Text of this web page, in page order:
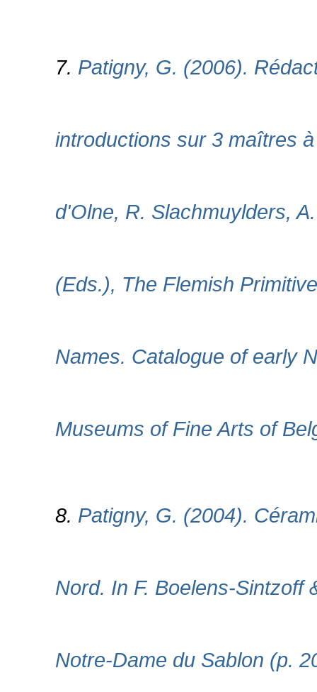
7. Patigny, G. (2006).
introductions sur 3 maîtres
d'Olne, R. Slachmuylders,
(Eds.), The Flemish
Names. Catalogue of early
Museums of Fine Arts of
8. Patigny, G. (2004).
Nord. In F. Boelens-Sintzoff
Notre-Dame du Sablon (p.